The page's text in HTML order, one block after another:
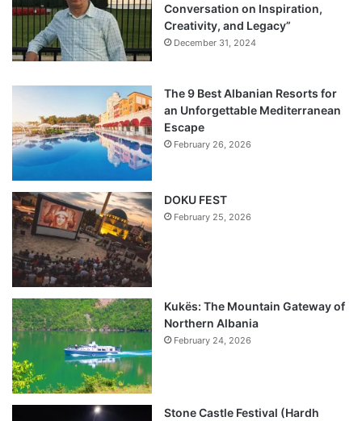
Conversation on Inspiration,
Creativity, and Legacy”
December 31, 2024
The 9 Best Albanian Resorts for
an Unforgettable Mediterranean
Escape
February 26, 2026
DOKU FEST
February 25, 2026
Kukës: The Mountain Gateway of
Northern Albania
February 24, 2026
Stone Castle Festival (Hardh